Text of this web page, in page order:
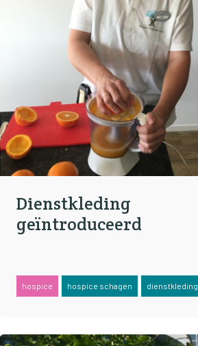
Dienstkleding
geïntroduceerd
hospice hospice schagen dienstkleding